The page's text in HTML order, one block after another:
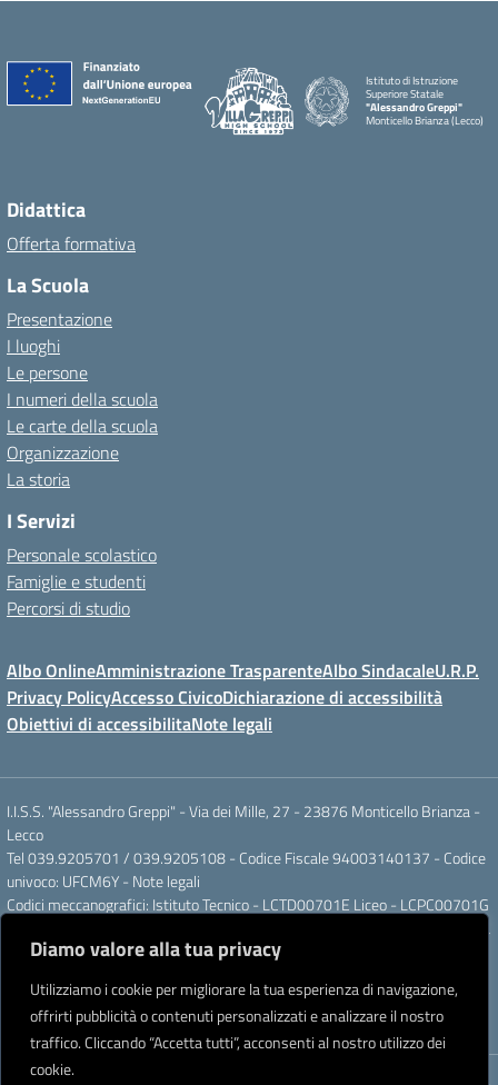
Diamo valore alla tua privacy
Utilizziamo i cookie per migliorare la tua esperienza di navigazione,
offrirti pubblicità o contenuti personalizzati e analizzare il nostro
traffico. Cliccando “Accetta tutti”, acconsenti al nostro utilizzo dei
cookie.
Istituto di Istruzione
Superiore Statale
"Alessandro Greppi"
Monticello Brianza (Lecco)
Didattica
Offerta formativa
La Scuola
Presentazione
I luoghi
Le persone
I numeri della scuola
Le carte della scuola
Organizzazione
La storia
I Servizi
Personale scolastico
Famiglie e studenti
Percorsi di studio
Albo OnlineAmministrazione TrasparenteAlbo SindacaleU.R.P.
Privacy PolicyAccesso CivicoDichiarazione di accessibilità
Obiettivi di accessibilitaNote legali
I.I.S.S. "Alessandro Greppi" - Via dei Mille, 27 - 23876 Monticello Brianza -
Lecco
Tel 039.9205701 / 039.9205108 - Codice Fiscale 94003140137 - Codice
univoco: UFCM6Y - Note legali
Codici meccanografici: Istituto Tecnico - LCTD00701E Liceo - LCPC00701G
Posta elettronica ordinaria: LCIS007008@ISTRUZIONE.IT Posta elettronica
certificata: LCIS007008@PEC.ISTRUZIONE.IT
Intestato a: Istituto di Istruzione Secondaria Superiore A. Greppi
Partner tecnologicoCreative Software Lab S.r.l.